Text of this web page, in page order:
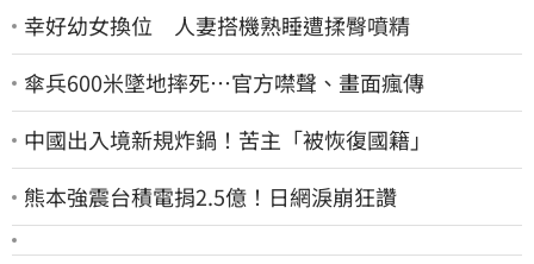
幸好幼女換位 人妻搭機熟睡遭揉臀噴精
傘兵600米墜地摔死…官方噤聲、畫面瘋傳
中國出入境新規炸鍋！苦主「被恢復國籍」
熊本強震台積電捐2.5億！日網淚崩狂讚